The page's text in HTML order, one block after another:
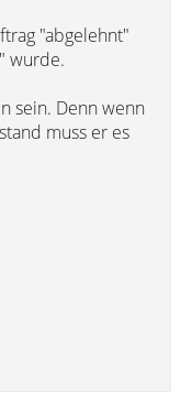
"abgelehnt"
wurde.
sein. Denn wenn
muss er es